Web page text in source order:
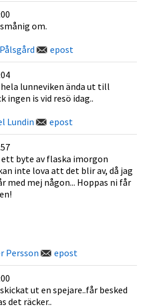
om.
epost
lunneviken ända ut till
ingen is vid resö idag..
Lundin epost
byte av flaska imorgon
inte lova att det blir av, då jag
med mej någon... Hoppas ni får
Persson epost
ut en spejare..får besked
det räcker..